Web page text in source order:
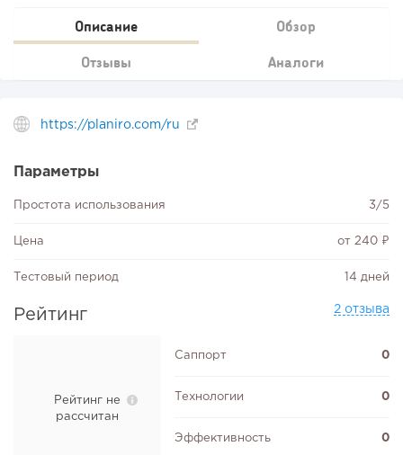
Описание Обзор
Отзывы Аналоги
https://planiro.com/ru
Параметры
Простота использования 3/5
Цена от 240 ₽
Тестовый период 14 дней
Рейтинг 2 отзыва
Рейтинг не
рассчитан
Саппорт 0
Технологии 0
Эффективность 0